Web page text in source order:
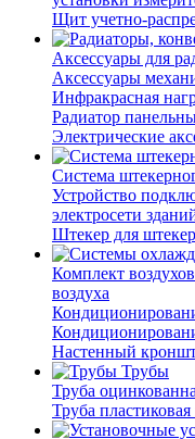
Щит учетно-
Аксессуары для
Аксессуары
Инфракрасная
Радиатор
Электрические
Система
Устройство
электросети
Штекер для
Комплект
воздуха
Настенный
Трубы
Труба
Труба